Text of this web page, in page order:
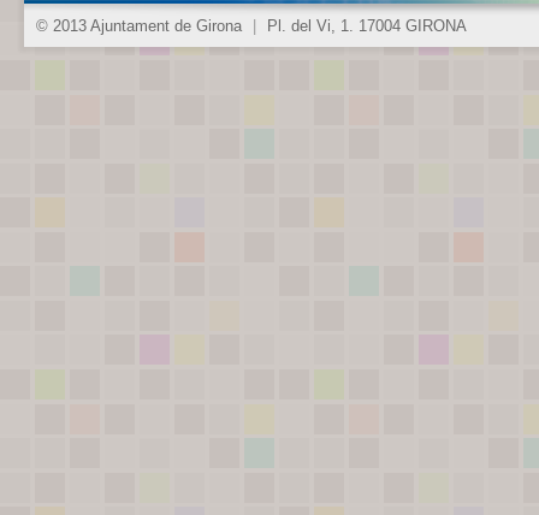
© 2013 Ajuntament de Girona Pl. del Vi, 1. 17004 GIRONA